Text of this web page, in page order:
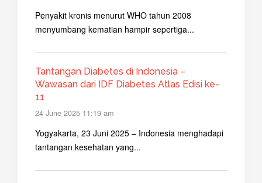
Penyakit kronis menurut WHO tahun 2008
menyumbang kematian hampir sepertiga...
Tantangan Diabetes di Indonesia –
Wawasan dari IDF Diabetes Atlas Edisi ke-
11
24 June 2025 11:19 am
Yogyakarta, 23 Juni 2025 – Indonesia menghadapi
tantangan kesehatan yang...